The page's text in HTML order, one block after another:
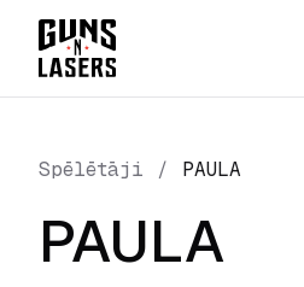
Spēlētāji / PAULA
PAULA